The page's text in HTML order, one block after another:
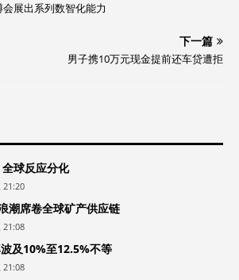
展出系列数智化能力
下一篇
男子携10万元现金提前还车贷遭拒
球反应分化
21:20
潮席卷全球矿产供应链
21:08
及10%至12.5%不等
21:08